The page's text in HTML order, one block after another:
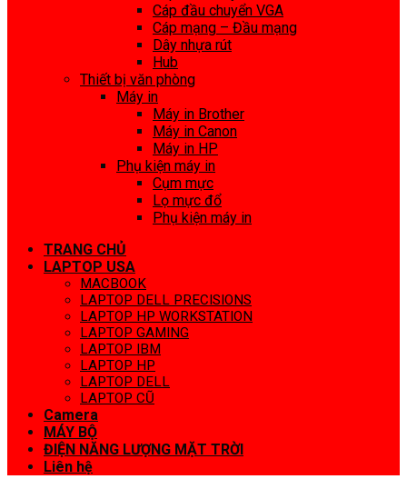
Cáp đầu chuyển VGA
Cáp mạng – Đầu mạng
Dây nhựa rút
Hub
Thiết bị văn phòng
Máy in
Máy in Brother
Máy in Canon
Máy in HP
Phụ kiện máy in
Cụm mực
Lọ mực đổ
Phụ kiện máy in
TRANG CHỦ
LAPTOP USA
MACBOOK
LAPTOP DELL PRECISIONS
LAPTOP HP WORKSTATION
LAPTOP GAMING
LAPTOP IBM
LAPTOP HP
LAPTOP DELL
LAPTOP CŨ
Camera
MÁY BỘ
ĐIỆN NĂNG LƯỢNG MẶT TRỜI
Liên hệ